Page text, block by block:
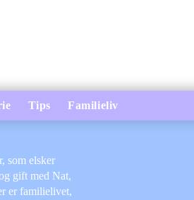
Tips Familieliv
som elsker
gift med Nat,
er familielivet,